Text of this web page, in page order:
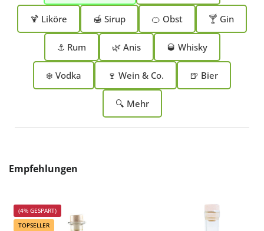
🍹 Liköre 🍯 Sirup 🍊 Obst 🍸 Gin
⚓ Rum 🌿 Anis 🥃 Whisky
❄️ Vodka 🍷 Wein & Co. 🍺 Bier
🔍 Mehr
Produktgalerie überspringen
Empfehlungen
(4% GESPART)
TOPSELLER